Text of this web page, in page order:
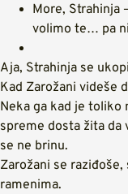
More, Strahinja
volimo te… pa
Aja, Strahinja se
Kad Zarožani videše
Neka ga kad je toliko
spreme dosta žita da
se ne brinu.
Zarožani se
ramenima.